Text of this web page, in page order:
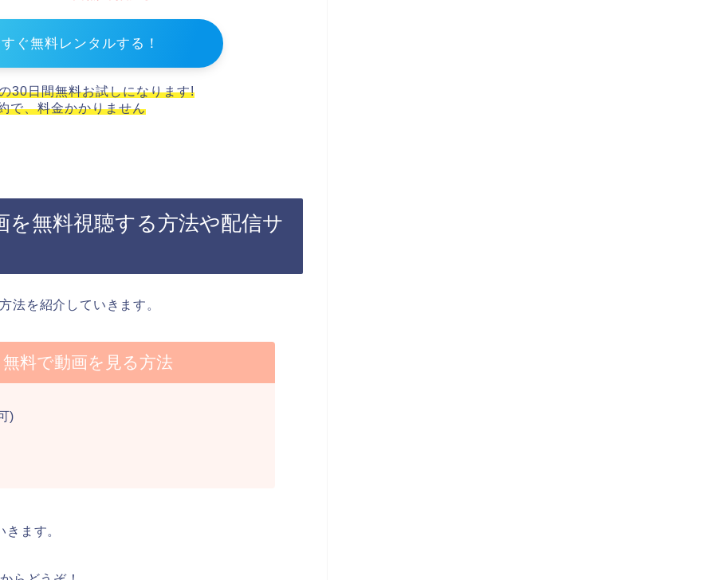
ぐ無料レンタルする！
30日間無料お試しになります!
で、料金かかりません
無料視聴する方法や配信サ
法を紹介していきます。
無料で動画を見る方法
)
ます。